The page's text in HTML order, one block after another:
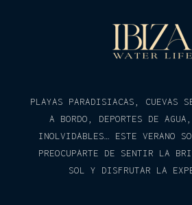
PLAYAS PARADISIACAS, CUEVAS
A BORDO, DEPORTES DE AGUA,
INOLVIDABLES… ESTE VERANO
PREOCUPARTE DE SENTIR LA
SOL Y DISFRUTAR LA